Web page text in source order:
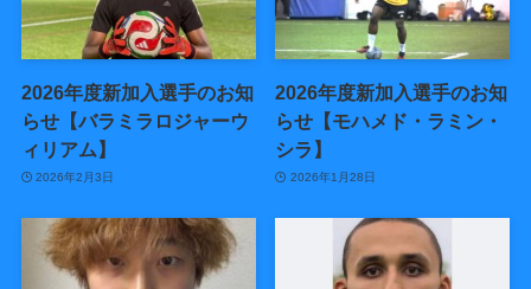
2026年度新加入選手のお知
らせ【バラミラロジャーウ
ィリアム】
2026年2月3日
2026年度新加入選手のお知
らせ【モハメド・ラミン・
シラ】
2026年1月28日